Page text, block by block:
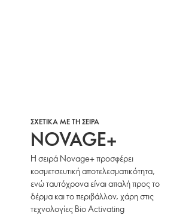
ΣΧΕΤΙΚΑ ΜΕ ΤΗ ΣΕΙΡΑ
NOVAGE+
Η σειρά Novage+ προσφέρει
κοσμετσευτική αποτελεσματικότητα,
ενώ ταυτόχρονα είναι απαλή προς το
δέρμα και το περιβάλλον, χάρη στις
τεχνολογίες Bio Activating